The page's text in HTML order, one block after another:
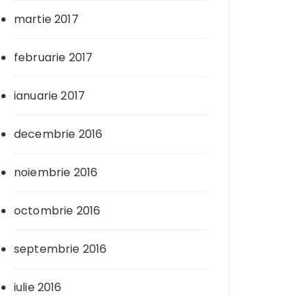
martie 2017
februarie 2017
ianuarie 2017
decembrie 2016
noiembrie 2016
octombrie 2016
septembrie 2016
iulie 2016